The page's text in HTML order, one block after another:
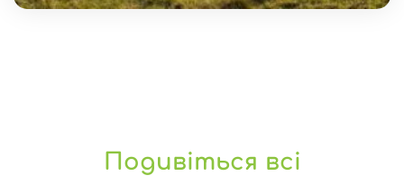
Подивіться всі